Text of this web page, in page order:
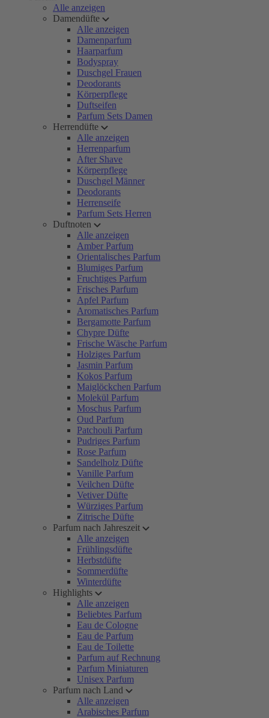
Alle anzeigen
Damendüfte
Alle anzeigen
Damenparfum
Haarparfum
Bodyspray
Duschgel Frauen
Deodorants
Körperpflege
Duftseifen
Parfum Sets Damen
Herrendüfte
Alle anzeigen
Herrenparfum
After Shave
Körperpflege
Duschgel Männer
Deodorants
Herrenseife
Parfum Sets Herren
Duftnoten
Alle anzeigen
Amber Parfum
Orientalisches Parfum
Blumiges Parfum
Fruchtiges Parfum
Frisches Parfum
Apfel Parfum
Aromatisches Parfum
Bergamotte Parfum
Chypre Düfte
Frische Wäsche Parfum
Holziges Parfum
Jasmin Parfum
Kokos Parfum
Maiglöckchen Parfum
Molekül Parfum
Moschus Parfum
Oud Parfum
Patchouli Parfum
Pudriges Parfum
Rose Parfum
Sandelholz Düfte
Vanille Parfum
Veilchen Düfte
Vetiver Düfte
Würziges Parfum
Zitrische Düfte
Parfum nach Jahreszeit
Alle anzeigen
Frühlingsdüfte
Herbstdüfte
Sommerdüfte
Winterdüfte
Highlights
Alle anzeigen
Beliebtes Parfum
Eau de Cologne
Eau de Parfum
Eau de Toilette
Parfum auf Rechnung
Parfum Miniaturen
Unisex Parfum
Parfum nach Land
Alle anzeigen
Arabisches Parfum